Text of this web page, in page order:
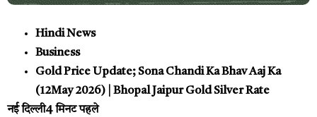
Hindi News
Business
Gold Price Update; Sona Chandi Ka Bhav Aaj Ka
(12May 2026) | Bhopal Jaipur Gold Silver Rate
नई दिल्ली4 मिनट पहले